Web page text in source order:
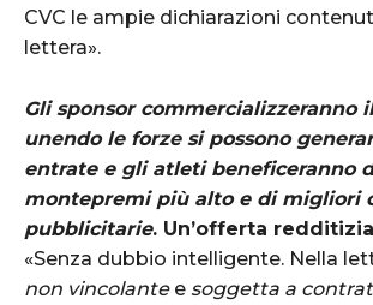
CVC le ampie dichiarazioni
lettera».
Gli sponsor commercializzeranno
unendo le forze si possono
entrate e gli atleti beneficeranno
montepremi più alto e di migliori
pubblicitarie. Un’offerta
«Senza dubbio intelligente. Nella
non vincolantee soggetta a